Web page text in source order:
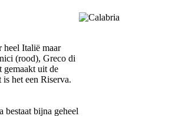
Italië maar
(rood), Greco di
uit de
het een Riserva.
bestaat bijna geheel